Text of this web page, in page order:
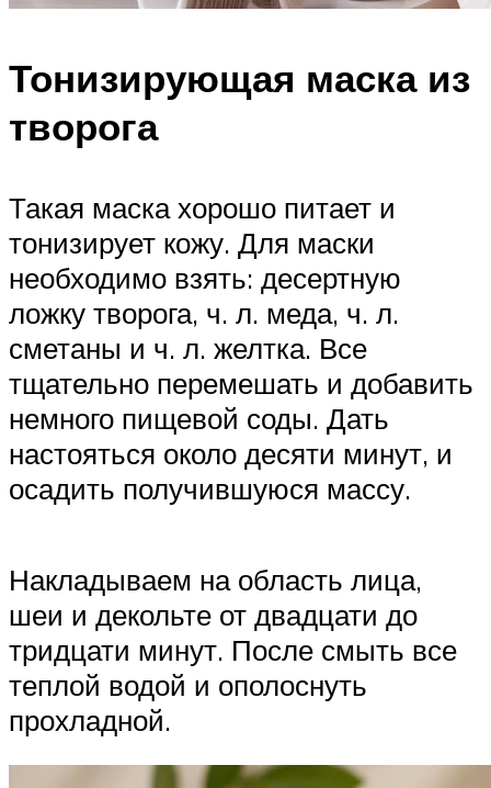
Тонизирующая маска из
творога
Такая маска хорошо питает и
тонизирует кожу. Для маски
необходимо взять: десертную
ложку творога, ч. л. меда, ч. л.
сметаны и ч. л. желтка. Все
тщательно перемешать и добавить
немного пищевой соды. Дать
настояться около десяти минут, и
осадить получившуюся массу.
Накладываем на область лица,
шеи и декольте от двадцати до
тридцати минут. После смыть все
теплой водой и ополоснуть
прохладной.